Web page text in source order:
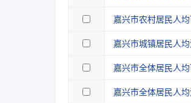
嘉兴市农村居民人
嘉兴市城镇居民人
嘉兴市全体居民人
嘉兴市全体居民人